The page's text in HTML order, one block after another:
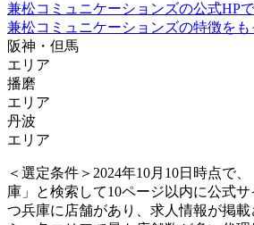
兼松コミュニケーションズの公式HP
兼松コミュニケーションズの特徴をも
阪神 ・ 但馬
エリア
播磨
エリア
丹波
エリア
＜選定条件＞ 2024年10月10日時点で
庫」と検索して10ページ以内に公式
つ兵庫に店舗があり、求人情報が掲